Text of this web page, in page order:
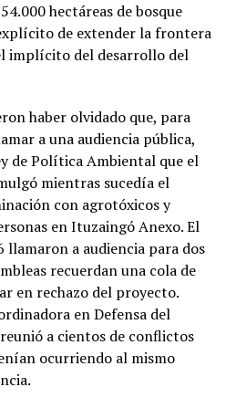
hectáreas de bosque
de extender la frontera
implícito del desarrollo del
haber olvidado que, para
a una audiencia pública,
de Política Ambiental que el
mientras sucedía el
con agrotóxicos y
en Ituzaingó Anexo. El
llamaron a audiencia para dos
recuerdan una cola de
en rechazo del proyecto.
en Defensa del
a cientos de conflictos
ocurriendo al mismo